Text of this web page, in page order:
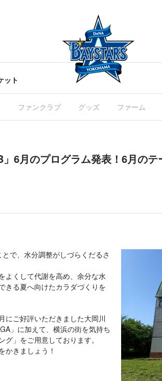
ット
ファンクラブ グッズ ファーム
」6月のプログラム発表！6月の
で、水分調整がしづらくだるさ
よくして代謝を高め、余分な水
きる夏へ向けたカラダづくりを
にご好評いただきました大岡川
」に加えて、横浜の街を気持ち
」をご用意しております。
かきましょう！